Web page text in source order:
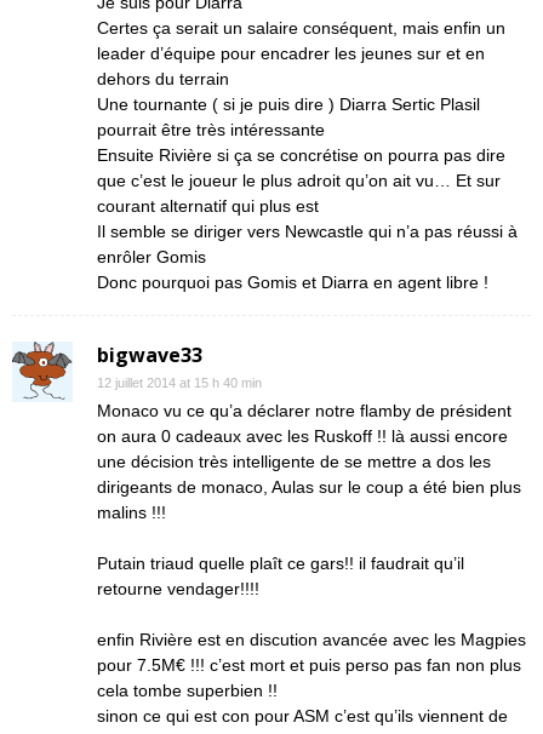
Certes ça serait un salaire conséquent, mais enfin un
leader d’équipe pour encadrer les jeunes sur et en
dehors du terrain
Une tournante ( si je puis dire ) Diarra Sertic Plasil
pourrait être très intéressante
Ensuite Rivière si ça se concrétise on pourra pas dire
que c’est le joueur le plus adroit qu’on ait vu… Et sur
courant alternatif qui plus est
Il semble se diriger vers Newcastle qui n’a pas réussi à
enrôler Gomis
Donc pourquoi pas Gomis et Diarra en agent libre !
bigwave33
12 juillet 2014 at 15 h 40 min
Monaco vu ce qu’a déclarer notre flamby de président
on aura 0 cadeaux avec les Ruskoff !! là aussi encore
une décision très intelligente de se mettre a dos les
dirigeants de monaco, Aulas sur le coup a été bien plus
malins !!!
Putain triaud quelle plaît ce gars!! il faudrait qu’il
retourne vendager!!!!
enfin Rivière est en discution avancée avec les Magpies
pour 7.5M€ !!! c’est mort et puis perso pas fan non plus
cela tombe superbien !!
sinon ce qui est con pour ASM c’est qu’ils viennent de